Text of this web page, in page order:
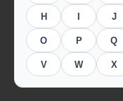
H J
O P Q
V W X